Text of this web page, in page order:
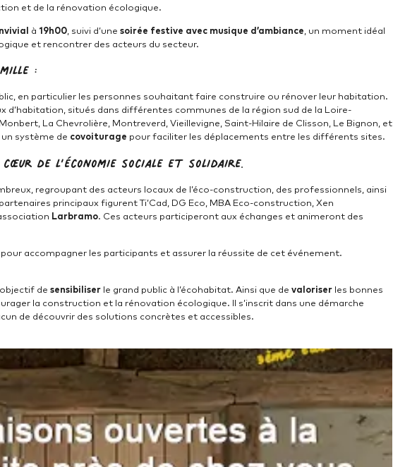
et de la rénovation écologique.
à 19h00, suivi d’une soirée festive avec musique d’ambiance, un moment idéal
et rencontrer des acteurs du secteur.
:
en particulier les personnes souhaitant faire construire ou rénover leur habitation.
d’habitation, situés dans différentes communes de la région sud de la Loire-
La Chevrolière, Montreverd, Vieillevigne, Saint-Hilaire de Clisson, Le Bignon, et
système de covoiturage pour faciliter les déplacements entre les différents sites.
de l’économie sociale et solidaire.
regroupant des acteurs locaux de l’éco-construction, des professionnels, ainsi
principaux figurent Ti’Cad, DG Eco, MBA Eco-construction, Xen
Larbramo. Ces acteurs participeront aux échanges et animeront des
accompagner les participants et assurer la réussite de cet événement.
de sensibiliser le grand public à l’écohabitat. Ainsi que de valoriser les bonnes
la construction et la rénovation écologique. Il s’inscrit dans une démarche
de découvrir des solutions concrètes et accessibles.